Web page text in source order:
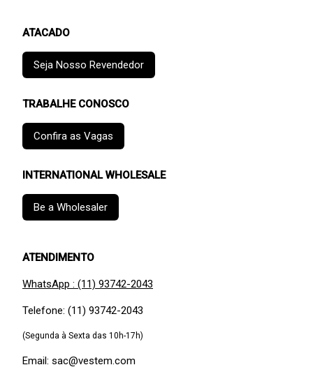
ATACADO
Seja Nosso Revendedor
TRABALHE CONOSCO
Confira as Vagas
INTERNATIONAL WHOLESALE
Be a Wholesaler
ATENDIMENTO
WhatsApp : (11) 93742-2043
Telefone: (11) 93742-2043
(Segunda à Sexta das 10h-17h)
Email: sac@vestem.com